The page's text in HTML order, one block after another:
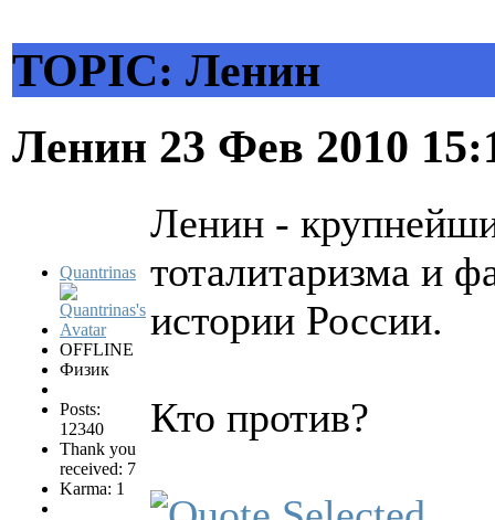
TOPIC: Ленин
Ленин 23 Фев 2010
Quantrinas
OFFLINE
Физик
Posts:
12340
Thank you
received: 7
Karma: 1
Ленин -
тоталитаризма и
истории России.
Кто против?